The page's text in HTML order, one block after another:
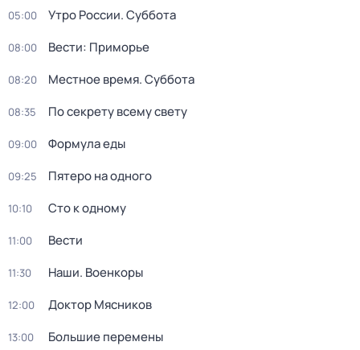
05:00 Утро России. Суббота
08:00 Вести: Приморье
08:20 Местное время. Суббота
08:35 По секрету всему свету
09:00 Формула еды
09:25 Пятеро на одного
10:10 Сто к одному
11:00 Вести
11:30 Наши. Военкоры
12:00 Доктор Мясников
13:00 Большие перемены